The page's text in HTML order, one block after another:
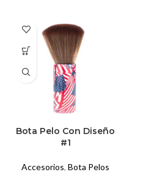
Bota Pelo Con Diseño
#1
Accesorios, Bota Pelos